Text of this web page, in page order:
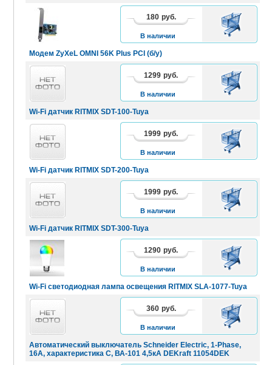
Mодем ZyXeL OMNI 56K Plus PCI (б/у)
180 руб.
В наличии
В
КОРЗИНУ
Wi-Fi датчик RITMIX SDT-100-Tuya
1299 руб.
В наличии
В
КОРЗИНУ
Wi-Fi датчик RITMIX SDT-200-Tuya
1999 руб.
В наличии
В
КОРЗИНУ
Wi-Fi датчик RITMIX SDT-300-Tuya
1999 руб.
В наличии
В
КОРЗИНУ
Wi-Fi светодиодная лампа освещения RITMIX SLA-1077-Tuya
1290 руб.
В наличии
В
КОРЗИНУ
Автоматический выключатель Schneider Electric, 1-Рhase,
16А, характеристика C, ВА-101 4,5кА DEKraft 11054DEK
360 руб.
В наличии
В
КОРЗИНУ